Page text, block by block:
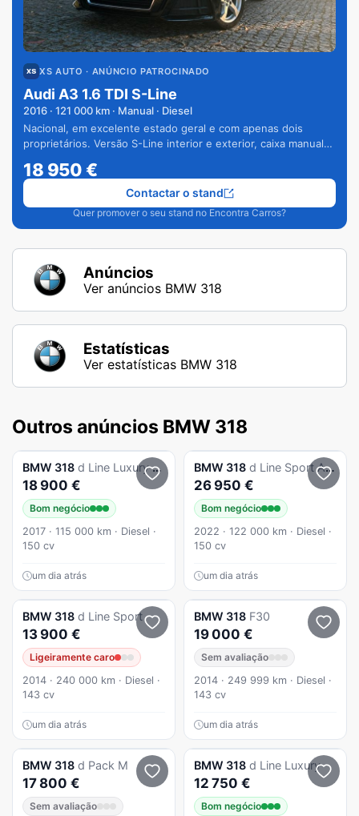
XS AUTO · ANÚNCIO PATROCINADO
Audi A3 1.6 TDI S-Line
2016 · 121 000 km · Manual · Diesel
Nacional, em excelente estado geral e com apenas dois
proprietários. Versão S-Line interior e exterior, caixa manual
18 950€
Quer promover o seu stand no Encontra Carros?
Contactar o stand
Anúncios
Ver anúncios BMW 318
Estatísticas
Ver estatísticas BMW 318
Outros anúncios BMW 318
BMW 318 d Line Luxury Auto
18 900 €
Bom negócio
2017 · 115 000 km · Diesel ·
150 cv
um dia atrás
BMW 318 d Line Sport Auto
26 950 €
Bom negócio
2022 · 122 000 km · Diesel ·
150 cv
um dia atrás
BMW 318 d Line Sport
13 900 €
Ligeiramente caro
2014 · 240 000 km · Diesel ·
143 cv
um dia atrás
BMW 318 F30
19 000 €
Sem avaliação
2014 · 249 999 km · Diesel ·
143 cv
um dia atrás
BMW 318 d Pack M
17 800 €
Sem avaliação
BMW 318 d Line Luxury
12 750 €
Bom negócio